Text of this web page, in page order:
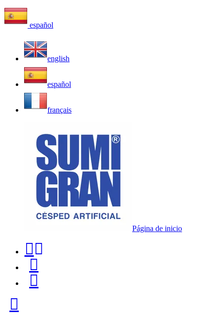
español
english
español
français
Página de inicio